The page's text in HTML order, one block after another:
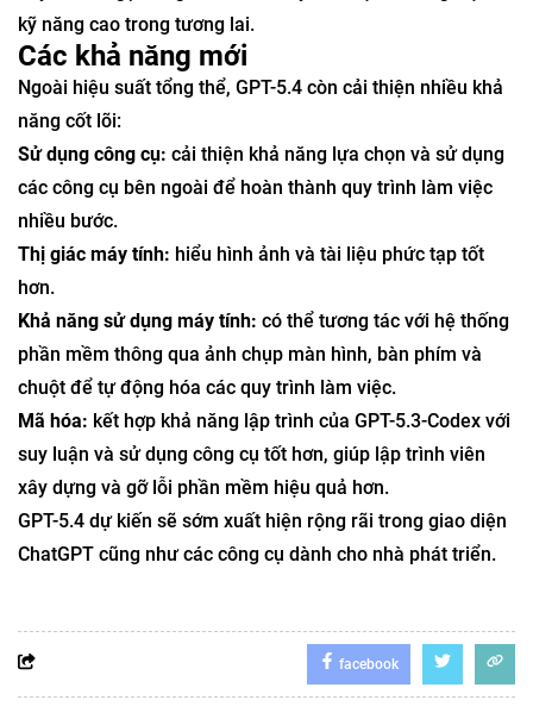
kỹ năng cao trong tương lai.
Các khả năng mới
Ngoài hiệu suất tổng thể, GPT-5.4 còn cải thiện nhiều khả
năng cốt lõi:
Sử dụng công cụ: cải thiện khả năng lựa chọn và sử dụng
các công cụ bên ngoài để hoàn thành quy trình làm việc
nhiều bước.
Thị giác máy tính: hiểu hình ảnh và tài liệu phức tạp tốt
hơn.
Khả năng sử dụng máy tính: có thể tương tác với hệ thống
phần mềm thông qua ảnh chụp màn hình, bàn phím và
chuột để tự động hóa các quy trình làm việc.
Mã hóa: kết hợp khả năng lập trình của GPT-5.3-Codex với
suy luận và sử dụng công cụ tốt hơn, giúp lập trình viên
xây dựng và gỡ lỗi phần mềm hiệu quả hơn.
GPT-5.4 dự kiến sẽ sớm xuất hiện rộng rãi trong giao diện
ChatGPT cũng như các công cụ dành cho nhà phát triển.
facebook